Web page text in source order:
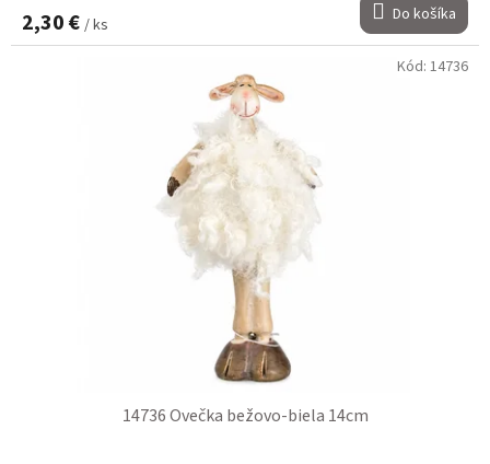
2,30 € / ks Do košíka
14736 Ovečka bežovo-biela 14cm
Kód: 14736